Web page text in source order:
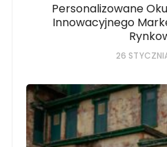
Personalizowane
Innowacyjnego
26